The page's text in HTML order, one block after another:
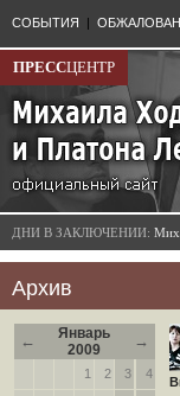
СОБЫТИЯ |
ПРЕССЦЕНТР
ДНИ В ЗАКЛЮЧЕНИИ:
Архив
←
Январь
2009
→
1 2 3 4